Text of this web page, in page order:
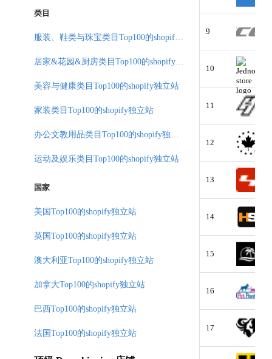
9
10
11
12
13
14
15
16
17
类目
美容与健康类目Top100的shopify独立站
家装类目Top100的shopify独立站
运动及娱乐类目Top100的shopify独立站
国家
美国Top100的shopify独立站
英国Top100的shopify独立站
澳大利亚Top100的shopify独立站
加拿大Top100的shopify独立站
巴西Top100的shopify独立站
法国Top100的shopify独立站